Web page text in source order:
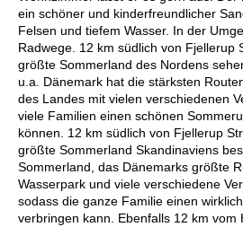
ein schöner und kinderfreundlicher
Felsen und tiefem Wasser. In der
Radwege. 12 km südlich von Fjellerup
größte Sommerland des Nordens
u.a. Dänemark hat die stärksten
des Landes mit vielen verschiedenen
viele Familien einen schönen
können. 12 km südlich von Fjellerup
größte Sommerland Skandinaviens
Sommerland, das Dänemarks größte
Wasserpark und viele verschiedene
sodass die ganze Familie einen
verbringen kann. Ebenfalls 12 km vom